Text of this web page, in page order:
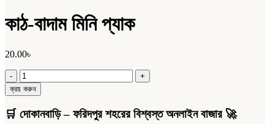
কাঠ-বাদাম মিনি প্যাক
20.00৳
কাঠ-
বাদাম
মিনি
quantity
ক্রয় করুন
🛒 দোকানবাড়ি – ফরিদপুর শহরের বিশ্বস্ত অনলাইন বাজার🚀